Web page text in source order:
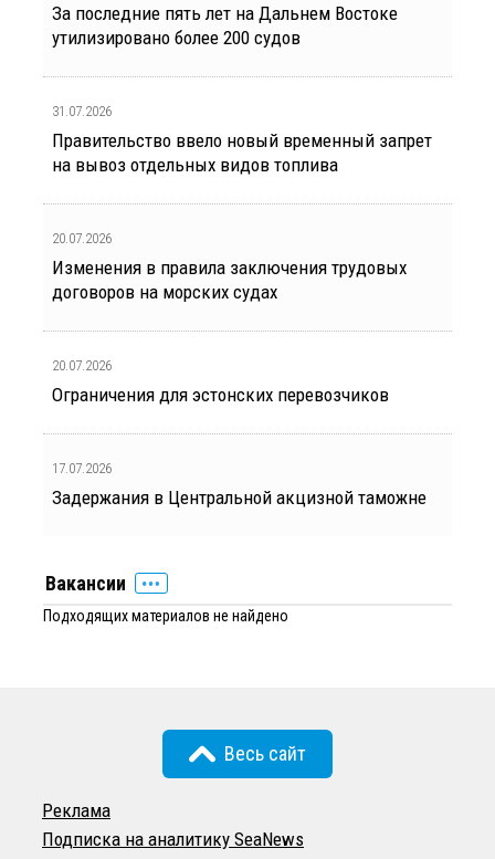
За последние пять лет на Дальнем Востоке
утилизировано более 200 судов
31.07.2026
Правительство ввело новый временный запрет
на вывоз отдельных видов топлива
20.07.2026
Изменения в правила заключения трудовых
договоров на морских судах
20.07.2026
Ограничения для эстонских перевозчиков
17.07.2026
Задержания в Центральной акцизной таможне
Вакансии
Подходящих материалов не найдено
Весь сайт
Реклама
Подписка на аналитику SeaNews